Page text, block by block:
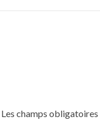
Les champs obligatoires